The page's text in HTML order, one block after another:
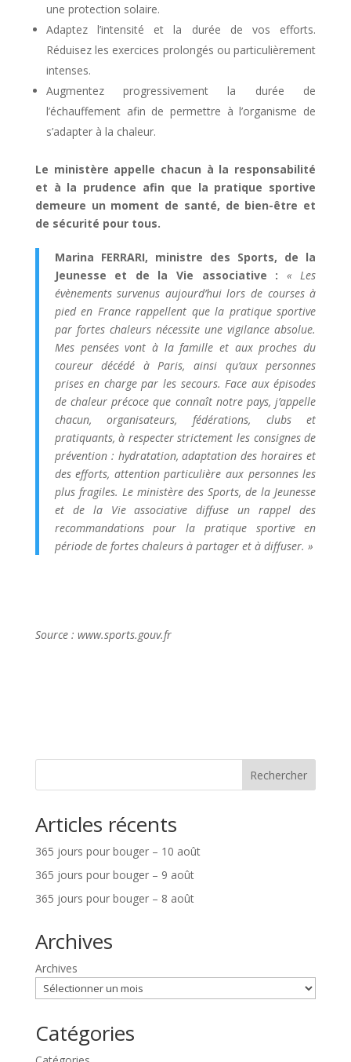
une protection solaire.
Adaptez l’intensité et la durée de vos efforts.
Réduisez les exercices prolongés ou particulièrement
intenses.
Augmentez progressivement la durée de
l’échauffement afin de permettre à l’organisme de
s’adapter à la chaleur.
Le ministère appelle chacun à la responsabilité
et à la prudence afin que la pratique sportive
demeure un moment de santé, de bien-être et
de sécurité pour tous.
Marina FERRARI, ministre des Sports, de la
Jeunesse et de la Vie associative :
« Les
évènements survenus aujourd’hui lors de courses à
pied en France rappellent que la pratique sportive
par fortes chaleurs nécessite une vigilance absolue.
Mes pensées vont à la famille et aux proches du
coureur décédé à Paris, ainsi qu’aux personnes
prises en charge par les secours. Face aux épisodes
de chaleur précoce que connaît notre pays, j’appelle
chacun, organisateurs, fédérations, clubs et
pratiquants, à respecter strictement les consignes de
prévention : hydratation, adaptation des horaires et
des efforts, attention particulière aux personnes les
plus fragiles. Le ministère des Sports, de la Jeunesse
et de la Vie associative diffuse un rappel des
recommandations pour la pratique sportive en
période de fortes chaleurs à partager et à diffuser. »
Source : www.sports.gouv.fr
Rechercher
Articles récents
365 jours pour bouger – 10 août
365 jours pour bouger – 9 août
365 jours pour bouger – 8 août
Archives
Archives
Catégories